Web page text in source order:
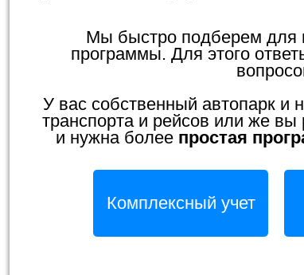
Мы быстро подберем для
программы. Для этого
У вас собственный автопарк и
транспорта и рейсов или же вы
и нужна более простая
Комплексный учет